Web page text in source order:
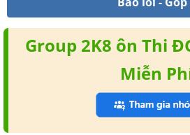
Group 2K8 ôn Thi
Miễn